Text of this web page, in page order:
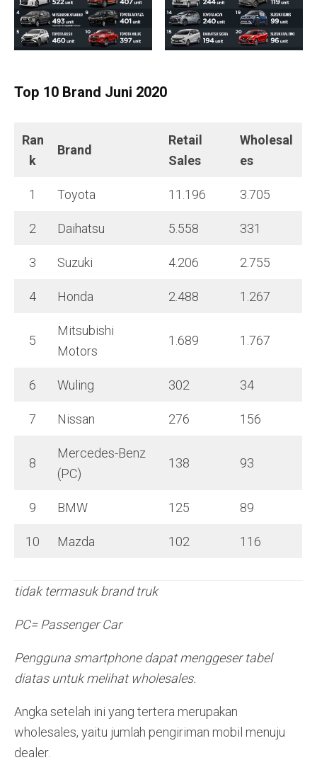
Top 10 Brand Juni 2020
Ran
k
Brand
Retail
Sales
Wholesal
es
1 Toyota 11.196 3.705
2 Daihatsu 5.558 331
3 Suzuki 4.206 2.755
4 Honda 2.488 1.267
5
Mitsubishi
Motors
1.689 1.767
6 Wuling 302 34
7 Nissan 276 156
8
Mercedes-Benz
(PC)
138 93
9 BMW 125 89
10 Mazda 102 116
tidak termasuk brand truk
PC= Passenger Car
Pengguna smartphone dapat menggeser tabel
diatas untuk melihat wholesales.
Angka setelah ini yang tertera merupakan
wholesales, yaitu jumlah pengiriman mobil menuju
dealer.